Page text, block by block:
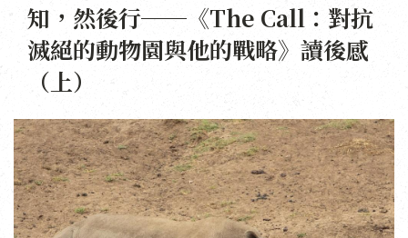
知，然後行──《The Call：對抗
滅絕的動物園與他的戰略》讀後感
（上）